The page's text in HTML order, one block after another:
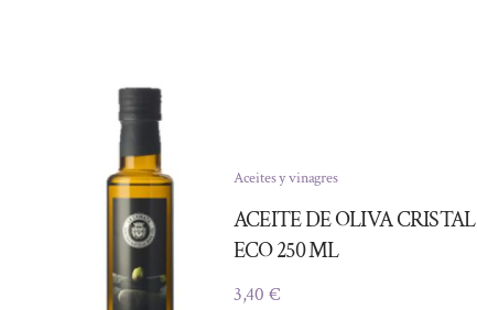
Aceites y vinagres
ACEITE DE OLIVA CRISTAL
ECO 250 ML
3,40 €